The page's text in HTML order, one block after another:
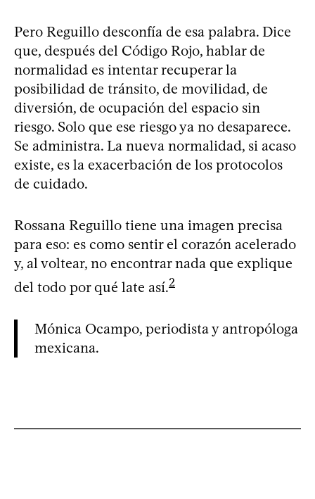
Pero Reguillo desconfía de esa palabra. Dice
que, después del Código Rojo, hablar de
normalidad es intentar recuperar la
posibilidad de tránsito, de movilidad, de
diversión, de ocupación del espacio sin
riesgo. Solo que ese riesgo ya no desaparece.
Se administra. La nueva normalidad, si acaso
existe, es la exacerbación de los protocolos
de cuidado.
Rossana Reguillo tiene una imagen precisa
para eso: es como sentir el corazón acelerado
y, al voltear, no encontrar nada que explique
del todo por qué late así.2
Mónica Ocampo, periodista y antropóloga
mexicana.